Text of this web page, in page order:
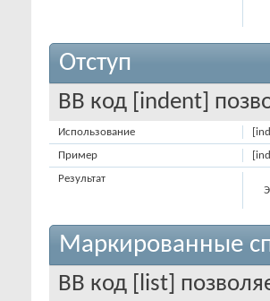
Отступ
BB код [indent]
Использование
Пример
Результат
Маркированные
BB код [list]